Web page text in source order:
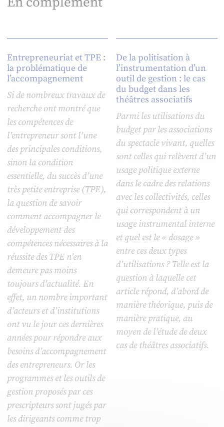
Entrepreneuriat et TPE :
la problématique de
l’accompagnement
Si de nombreux travaux de
recherche ont montré que
les compétences de
l’entrepreneur sont l’une
des principales conditions,
sinon la condition
essentielle, du succès d’une
très petite entreprise (TPE),
la question de savoir
comment accompagner le
développement des
compétences nécessaires à la
réussite des TPE n’en
demeure pas moins
toujours d’actualité. En
effet, un nombre important
d’acteurs et d’institutions
ont vu le jour ces dernières
années pour répondre aux
besoins d’accompagnement
des entrepreneurs. Or les
programmes et les outils de
gestion proposés par ces
prescripteurs sont jugés par
les dirigeants comme trop
De la politisation à
l’instrumentation d’un
outil de gestion : le cas
du budget dans les
théâtres associatifs
Parmi les utilisations du
budget par les associations
du spectacle vivant, quelles
sont celles qui relèvent d’un
usage politique externe
dans le cadre des relations
avec les collectivités, celles
qui correspondent à un
usage instrumental interne
et quel est le « dosage »
entre ces deux types
d’utilisations ? Telle est la
question à laquelle cet
article répond, d’abord de
manière théorique, puis de
manière pratique, au
moyen de l’étude de deux
cas de théâtres associatifs.